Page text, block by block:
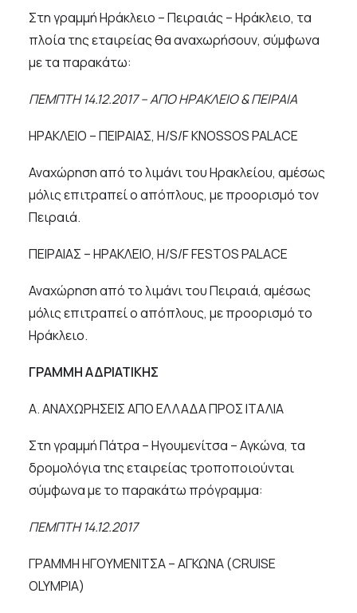
Στη γραμμή Ηράκλειο – Πειραιάς – Ηράκλειο, τα
πλοία της εταιρείας θα αναχωρήσουν, σύμφωνα
με τα παρακάτω:
ΠΕΜΠΤΗ 14.12.2017 – ΑΠΟ ΗΡΑΚΛΕΙΟ & ΠΕΙΡΑΙΑ
ΗΡΑΚΛΕΙΟ – ΠΕΙΡΑΙΑΣ, H/S/F KNOSSOS PALACE
Αναχώρηση από το λιμάνι του Ηρακλείου, αμέσως
μόλις επιτραπεί ο απόπλους, με προορισμό τον
Πειραιά.
ΠΕΙΡΑΙΑΣ – ΗΡΑΚΛΕΙΟ, H/S/F FESTOS PALACE
Αναχώρηση από το λιμάνι του Πειραιά, αμέσως
μόλις επιτραπεί ο απόπλους, με προορισμό το
Ηράκλειο.
ΓΡΑΜΜΗ ΑΔΡΙΑΤΙΚΗΣ
Α. ΑΝΑΧΩΡΗΣΕΙΣ ΑΠΟ ΕΛΛΑΔΑ ΠΡΟΣ ΙΤΑΛΙΑ
Στη γραμμή Πάτρα – Ηγουμενίτσα – Αγκώνα, τα
δρομολόγια της εταιρείας τροποποιούνται
σύμφωνα με το παρακάτω πρόγραμμα:
ΠΕΜΠΤΗ 14.12.2017
ΓΡΑΜΜΗ ΗΓΟΥΜΕΝΙΤΣΑ – ΑΓΚΩΝΑ (CRUISE
OLYMPIA)